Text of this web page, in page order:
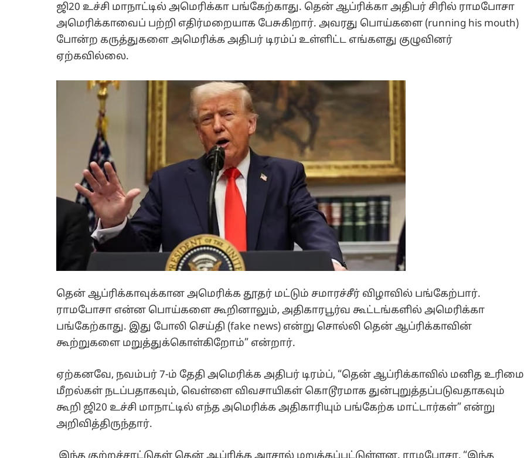
ஜி20 உச்சி மாநாட்டில் அமெரிக்கா பங்கேற்காது. தென் ஆப்ரிக்கா அதிபர் சிரில் ராமபோசா
அமெரிக்காவைப் பற்றி எதிர்மறையாக பேசுகிறார். அவரது பொய்களை (running his mouth)
போன்ற கருத்துகளை அமெரிக்க அதிபர் டிரம்ப் உள்ளிட்ட எங்களது குழுவினர்
ஏற்கவில்லை.
தென் ஆப்ரிக்காவுக்கான அமெரிக்க தூதர் மட்டும் சமாரச்சீர் விழாவில் பங்கேற்பார்.
ராமபோசா என்ன பொய்களை கூறினாலும், அதிகாரபூர்வ கூட்டங்களில் அமெரிக்கா
பங்கேற்காது. இது போலி செய்தி (fake news) என்று சொல்லி தென் ஆப்ரிக்காவின்
கூற்றுகளை மறுத்துக்கொள்கிறோம்” என்றார்.
ஏற்கனவே, நவம்பர் 7-ம் தேதி அமெரிக்க அதிபர் டிரம்ப், “தென் ஆப்ரிக்காவில் மனித உரிமை
மீறல்கள் நடப்பதாகவும், வெள்ளை விவசாயிகள் கொடூரமாக துன்புறுத்தப்படுவதாகவும்
கூறி ஜி20 உச்சி மாநாட்டில் எந்த அமெரிக்க அதிகாரியும் பங்கேற்க மாட்டார்கள்” என்று
அறிவித்திருந்தார்.